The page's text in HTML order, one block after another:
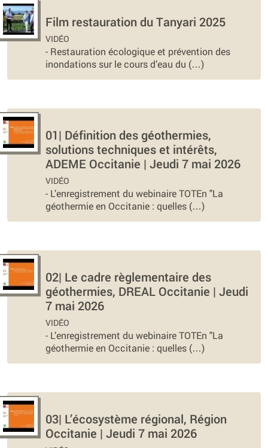
Film restauration du Tanyari 2025
VIDÉO
- Restauration écologique et prévention des
inondations sur le cours d’eau du (…)
01| Définition des géothermies,
solutions techniques et intérêts,
ADEME Occitanie | Jeudi 7 mai 2026
VIDÉO
- L’enregistrement du webinaire TOTEn "La
géothermie en Occitanie : quelles (…)
02| Le cadre règlementaire des
géothermies, DREAL Occitanie | Jeudi
7 mai 2026
VIDÉO
- L’enregistrement du webinaire TOTEn "La
géothermie en Occitanie : quelles (…)
03| L’écosystème régional, Région
Occitanie | Jeudi 7 mai 2026